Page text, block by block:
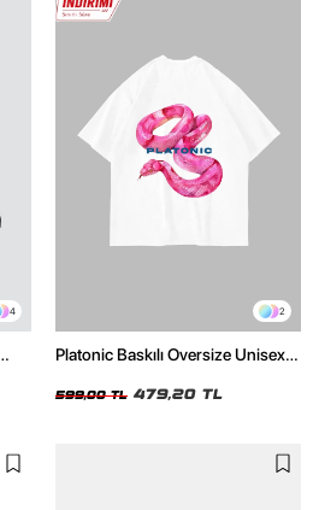
4 2
Platonic Baskılı Oversize Unisex
599,00 TL 479,20 TL